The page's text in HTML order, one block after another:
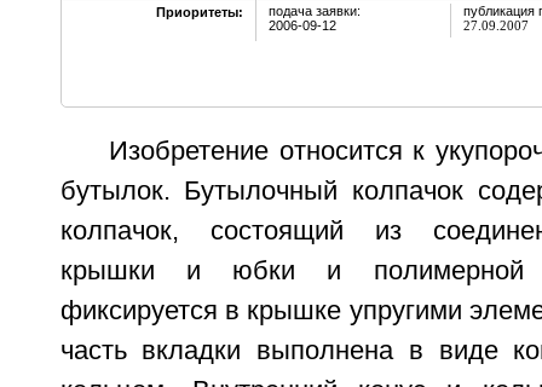
Приоритеты:
подача заявки:
2006-09-12
публикация
27.09.2007
Изобретение относится к
бутылок. Бутылочный колпачок
колпачок, состоящий из
крышки и юбки и полимерной
фиксируется в крышке упругими
часть вкладки выполнена в виде